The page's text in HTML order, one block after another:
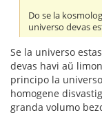
Do se la
universo devas
Se la universo
devas havi aŭ
principo la
homogene
granda volumo